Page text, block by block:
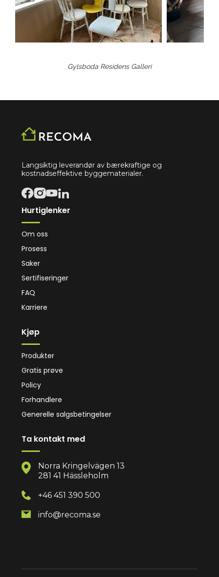
Gylsboda ResidensGalleri
Langsiktig leverandør av bærekraftige og
kostnadseffektive byggematerialer.
Hurtiglenker
Om oss
Prosess
Saker
Sertifiseringer
FAQ
Karriere
Kjøp
Produkter
Gratis prøve
Policy
Forhandlere
Generelle salgsbetingelser
Ta kontakt med
Norra Kringelvägen 13
281 41 Hässleholm
+46 451 390 500
info@recoma.se